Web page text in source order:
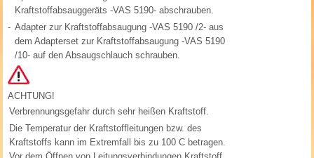
Kraftstoffabsauggeräts -VAS 5190- abschrauben.
- Adapter zur Kraftstoffabsaugung -VAS 5190 /2- aus
dem Adapterset zur Kraftstoffabsaugung -VAS 5190
/10- auf den Absaugschlauch schrauben.
ACHTUNG!
Verbrennungsgefahr durch sehr heißen Kraftstoff.
Die Temperatur der Kraftstoffleitungen bzw. des
Kraftstoffs kann im Extremfall bis zu 100 C betragen.